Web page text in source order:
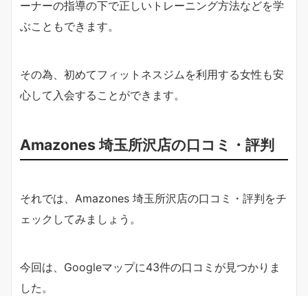
ーナーの指導の下で正しいトレーニング方法などを学
ぶこともできます。
その為、初めてフィットネスジムを利用する女性も安
心して入会することができます。
Amazones 埼玉所沢店の口コミ・評判
それでは、Amazones 埼玉所沢店の口コミ・評判をチ
ェックしてみましょう。
今回は、Googleマップに43件の口コミが見つかりま
した。